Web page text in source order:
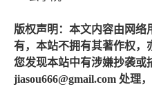
版权声明：本文内容由网络
有，本站不拥有其著作权，
您发现本站中有涉嫌抄袭或
jiasou666@gmail.com 处理